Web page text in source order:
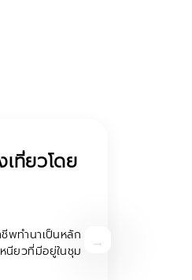
เรียบง่ายและ
วปกาเกอะญอ